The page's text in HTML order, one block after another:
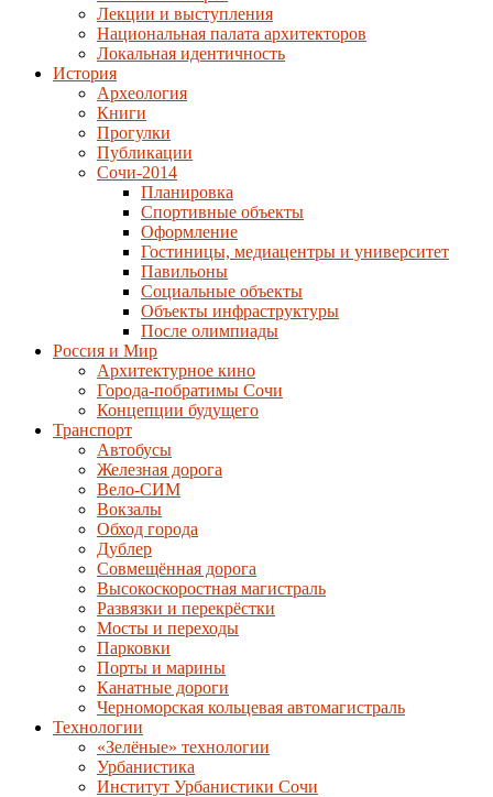
Лекции и выступления
Национальная палата архитекторов
Локальная идентичность
История
Археология
Книги
Прогулки
Публикации
Сочи-2014
Планировка
Спортивные объекты
Оформление
Гостиницы, медиацентры и университет
Павильоны
Социальные объекты
Объекты инфраструктуры
После олимпиады
Россия и Мир
Архитектурное кино
Города-побратимы Сочи
Концепции будущего
Транспорт
Автобусы
Железная дорога
Вело-СИМ
Вокзалы
Обход города
Дублер
Совмещённая дорога
Высокоскоростная магистраль
Развязки и перекрёстки
Мосты и переходы
Парковки
Порты и марины
Канатные дороги
Черноморская кольцевая автомагистраль
Технологии
«Зелёные» технологии
Урбанистика
Институт Урбанистики Сочи